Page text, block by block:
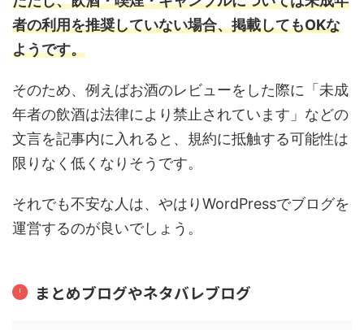
者の利用を推奨していない場合、掲載してもOKな
ようです。
そのため、例えばお酒のレビューをした際に「未成
年者の飲酒は法律により禁止されています」などの
文言を記事内に入れると、規約に抵触する可能性は
限りなく低くなりそうです。
それでも不安な人は、やはりWordPressでブログを
運営するのが良いでしょう。
まとめブログやネタバレブログ